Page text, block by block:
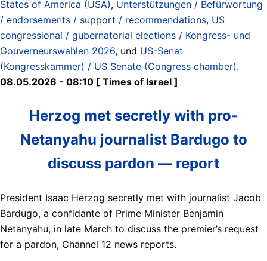
States of America (USA), Unterstützungen / Befürwortung
/ endorsements / support / recommendations, US
congressional / gubernatorial elections / Kongress- und
Gouverneurswahlen 2026, und US-Senat
(Kongresskammer) / US Senate (Congress chamber).
08.05.2026 - 08:10 [ Times of Israel ]
Herzog met secretly with pro-
Netanyahu journalist Bardugo to
discuss pardon — report
President Isaac Herzog secretly met with journalist Jacob
Bardugo, a confidante of Prime Minister Benjamin
Netanyahu, in late March to discuss the premier’s request
for a pardon, Channel 12 news reports.